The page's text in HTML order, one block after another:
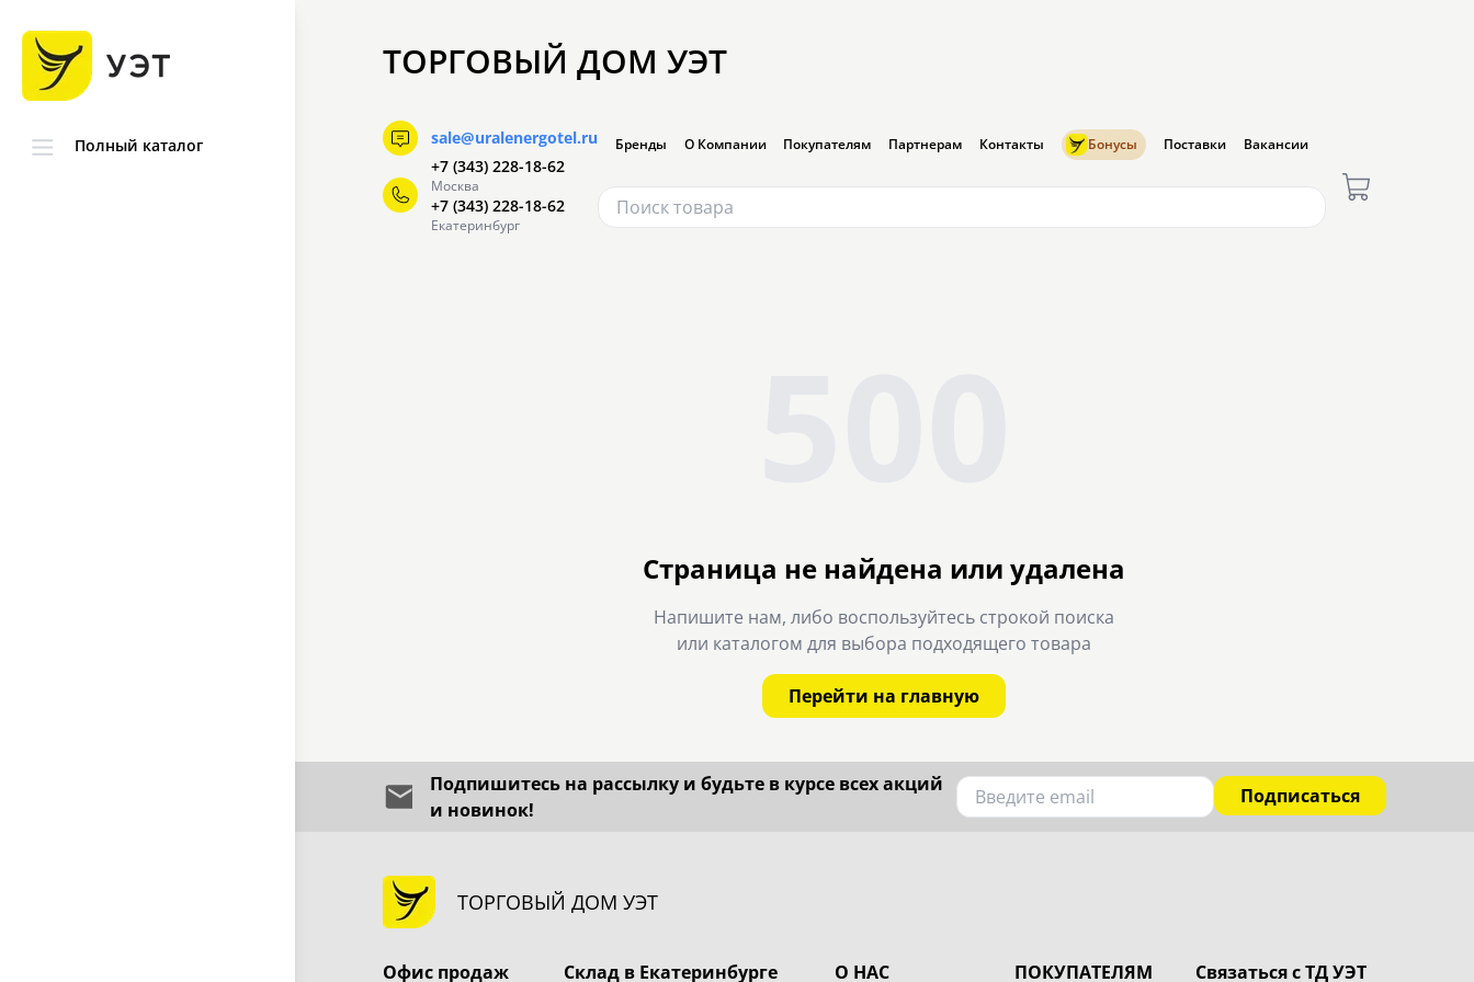
Полный каталог
ТОРГОВЫЙ ДОМ УЭТ
sale@uralenergotel.ru
+7 (343) 228-18-62
Москва
+7 (343) 228-18-62
Екатеринбург
Бренды О Компании Покупателям Партнерам Контакты Бонусы Поставки Вакансии
Страница не найдена или удалена
Напишите нам, либо воспользуйтесь строкой поиска
или каталогом для выбора подходящего товара
Перейти на главную
Подпишитесь на рассылку и будьте в курсе всех акций
и новинок!
Подписаться
ТОРГОВЫЙ ДОМ УЭТ
Офис продаж Склад в Екатеринбурге О НАС ПОКУПАТЕЛЯМ Связаться с ТД УЭТ